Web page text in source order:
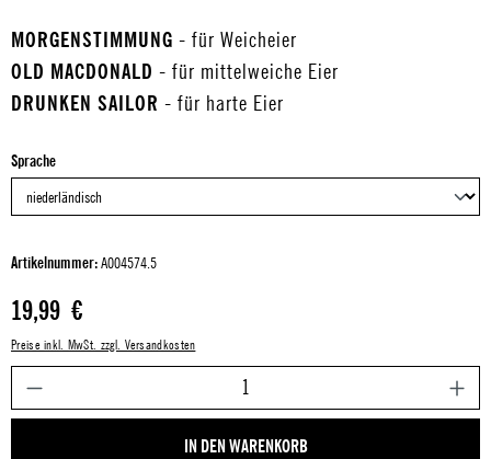
MORGENSTIMMUNG - für Weicheier
OLD MACDONALD - für mittelweiche Eier
DRUNKEN SAILOR - für harte Eier
Spracheauswählen
Artikelnummer:A004574.5
Regulärer Preis:
19,99 €
Preise inkl. MwSt. zzgl. Versandkosten
IN DEN WARENKORB